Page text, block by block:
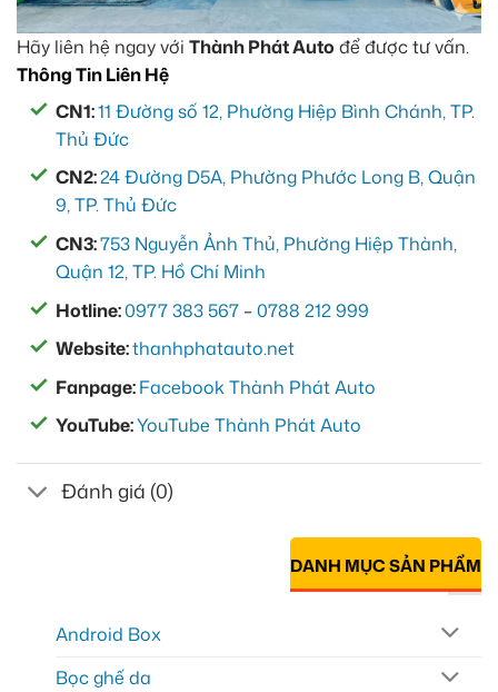
Hãy liên hệ ngay với Thành Phát Auto để được tư vấn.
Thông Tin Liên Hệ
CN1:11 Đường số 12, Phường Hiệp Bình Chánh, TP.
Thủ Đức
CN2:24 Đường D5A, Phường Phước Long B, Quận
9, TP. Thủ Đức
CN3:753 Nguyễn Ảnh Thủ, Phường Hiệp Thành,
Quận 12, TP. Hồ Chí Minh
Hotline:0977 383 567 –0788 212 999
Website:thanhphatauto.net
Fanpage:Facebook Thành Phát Auto
YouTube:YouTube Thành Phát Auto
Đánh giá (0)
DANH MỤC SẢN PHẨM
Android Box
Bọc ghế da